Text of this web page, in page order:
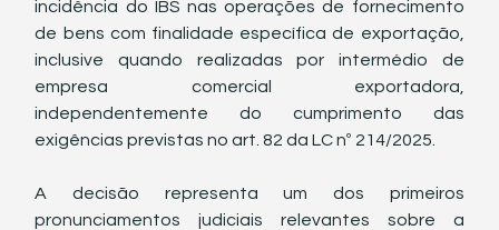
incidência do IBS nas operações de fornecimento
de bens com finalidade específica de exportação,
inclusive quando realizadas por intermédio de
empresa comercial exportadora,
independentemente do cumprimento das
exigências previstas no art. 82 da LC nº 214/2025.
A decisão representa um dos primeiros
pronunciamentos judiciais relevantes sobre a